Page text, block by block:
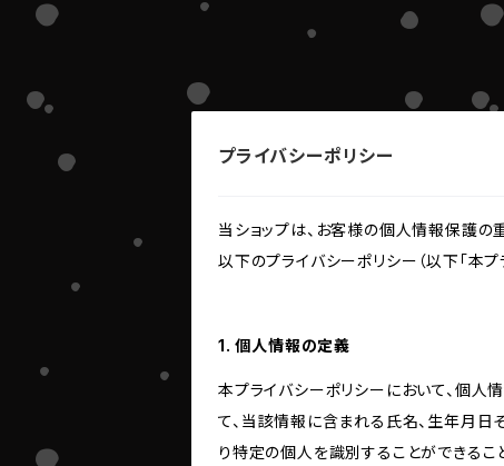
プライバシーポリシー
当ショップは、お客様の個人情報保護の
以下のプライバシーポリシー（以下「本
1. 個人情報の定義
本プライバシーポリシーにおいて、個人
て、当該情報に含まれる氏名、生年月日
り特定の個人を識別することができるこ